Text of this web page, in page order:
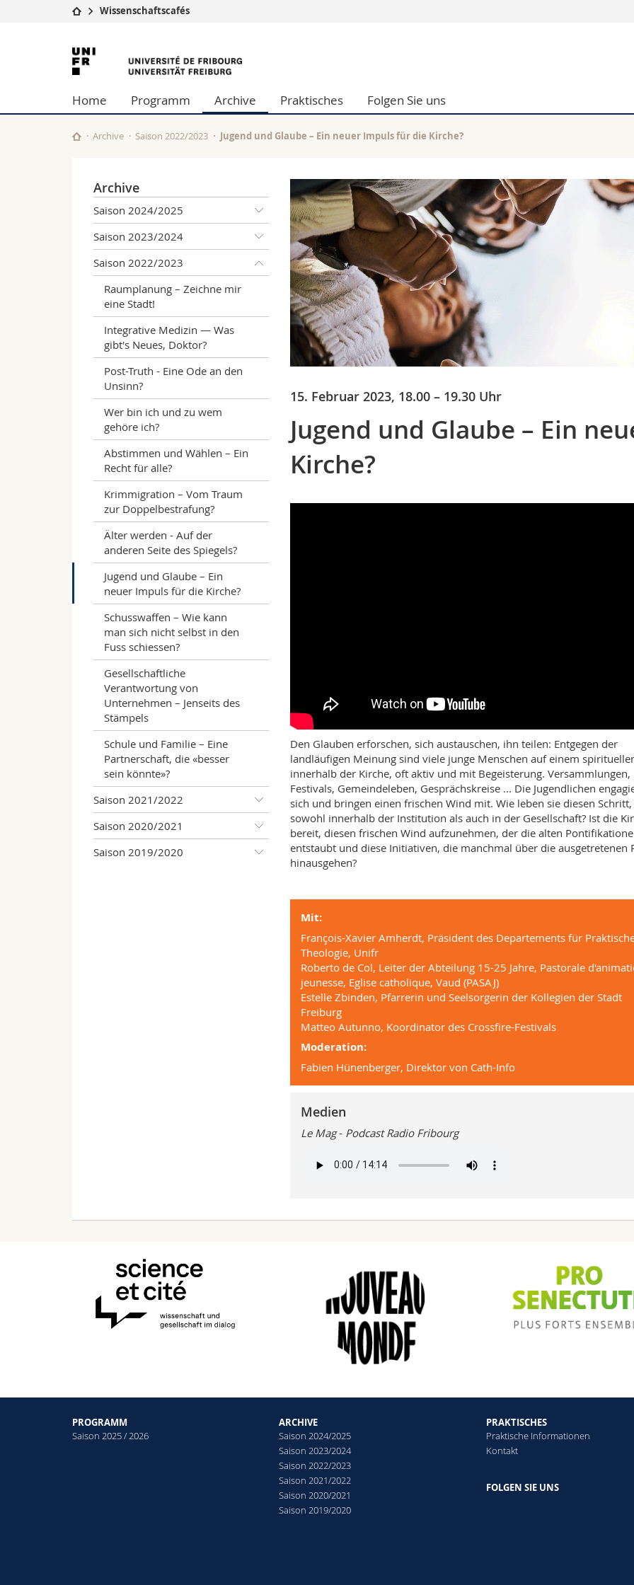
Universität
Studium
Forschung
Universität
Weiterbildung
Wirtschafts- und Sozialwissenschaftliche Fak.
Philosophische Fak.
Fak. für Erziehungs- und Bildungswissenschaften
Forschende
Wissenschaftscafés
Universität
Freiburg
Home Programm Archive Praktisches Folgen Sie uns
Archive Saison 2022/2023 Jugend und Glaube – Ein neuer Impuls für die Kirche?
Archive
Saison 2024/2025
Saison 2023/2024
Saison 2022/2023
Raumplanung – Zeichne mir
eine Stadt!
Integrative Medizin — Was
gibt's Neues, Doktor?
Post-Truth - Eine Ode an den
Unsinn?
Wer bin ich und zu wem
gehöre ich?
Abstimmen und Wählen – Ein
Recht für alle?
Krimmigration – Vom Traum
zur Doppelbestrafung?
Älter werden - Auf der
anderen Seite des Spiegels?
Jugend und Glaube – Ein
neuer Impuls für die Kirche?
Schusswaffen – Wie kann
man sich nicht selbst in den
Fuss schiessen?
Gesellschaftliche
Verantwortung von
Unternehmen – Jenseits des
Stämpels
Schule und Familie – Eine
Partnerschaft, die «besser
sein könnte»?
Saison 2021/2022
Saison 2020/2021
Saison 2019/2020
15. Februar 2023, 18.00 – 19.30 Uhr
Jugend und Glaube – Ein
Kirche?
Den Glauben erforschen, sich austauschen, ihn teilen: Entgegen der
landläufigen Meinung sind viele junge Menschen auf einem
innerhalb der Kirche, oft aktiv und mit Begeisterung. Versammlungen,
Festivals, Gemeindeleben, Gesprächskreise ... Die Jugendlichen
sich und bringen einen frischen Wind mit. Wie leben sie diesen Schritt,
sowohl innerhalb der Institution als auch in der Gesellschaft? Ist die
bereit, diesen frischen Wind aufzunehmen, der die alten
entstaubt und diese Initiativen, die manchmal über die ausgetretenen
hinausgehen?
Mit:
François-Xavier Amherdt, Präsident des Departements für
Theologie, Unifr
Roberto de Col, Leiter der Abteilung 15-25 Jahre, Pastorale
jeunesse, Eglise catholique, Vaud (PASAJ)
Estelle Zbinden, Pfarrerin und Seelsorgerin der Kollegien der Stadt
Freiburg
Matteo Autunno, Koordinator des Crossfire-Festivals
Moderation:
Fabien Hünenberger, Direktor von Cath-Info
Medien
Le Mag- Podcast Radio Fribourg
PROGRAMM
Saison 2025 / 2026
ARCHIVE
Saison 2024/2025
Saison 2023/2024
Saison 2022/2023
Saison 2021/2022
Saison 2020/2021
Saison 2019/2020
PRAKTISCHES
Praktische Informationen
Kontakt
FOLGEN SIE UNS